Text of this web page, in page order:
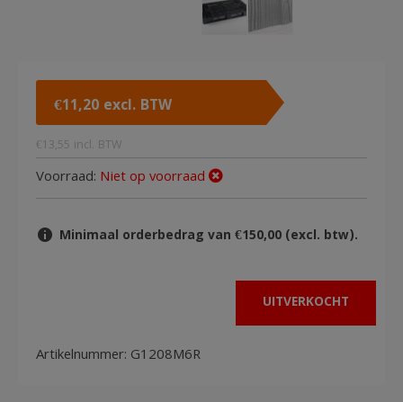
€11,20 excl. BTW
€ 13,55 incl. BTW
Voorraad: Niet op voorraad
Minimaal orderbedrag van €150,00 (excl. btw).
UITVERKOCHT
Artikelnummer: G1208M6R